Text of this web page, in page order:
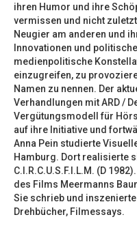
ihren Humor und ihre
vermissen und nicht
Neugier am anderen und
Innovationen und
medienpolitische
einzugreifen, zu
Namen zu nennen. Der
Verhandlungen mit ARD /
Vergütungsmodell für
auf ihre Initiative und
Anna Pein studierte
Hamburg. Dort realisierte
C.I.R.C.U.S.F.I.L.M. (D
des Films Meermanns
Sie schrieb und
Drehbücher, Filmessays.